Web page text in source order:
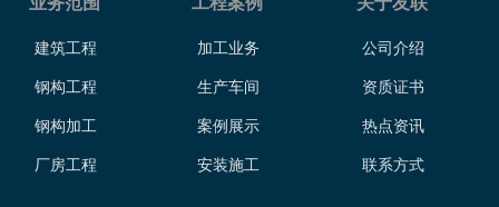
建筑工程
钢构工程
钢构加工
厂房工程
加工业务
生产车间
案例展示
安装施工
公司介绍
资质证书
热点资讯
联系方式